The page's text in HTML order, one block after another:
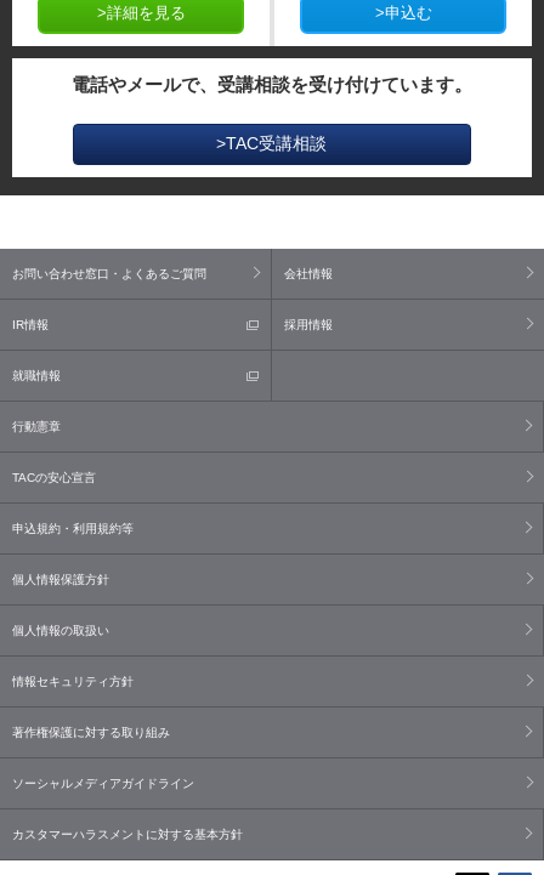
>詳細を見る >申込む
電話やメールで、受講相談を受け付けています。
>TAC受講相談
お問い合わせ窓口・よくあるご質問 会社情報
IR情報 採用情報
就職情報
行動憲章
TACの安心宣言
申込規約・利用規約等
個人情報保護方針
個人情報の取扱い
情報セキュリティ方針
著作権保護に対する取り組み
ソーシャルメディアガイドライン
カスタマーハラスメントに対する基本方針